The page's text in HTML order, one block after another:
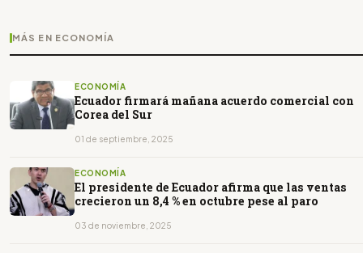
MÁS EN ECONOMÍA
ECONOMÍA
Ecuador firmará mañana acuerdo comercial con
Corea del Sur
01 de septiembre, 2025
ECONOMÍA
El presidente de Ecuador afirma que las ventas
crecieron un 8,4 % en octubre pese al paro
03 de noviembre, 2025